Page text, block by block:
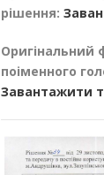
рішення:
Оригінальний
поіменного
Завантажити